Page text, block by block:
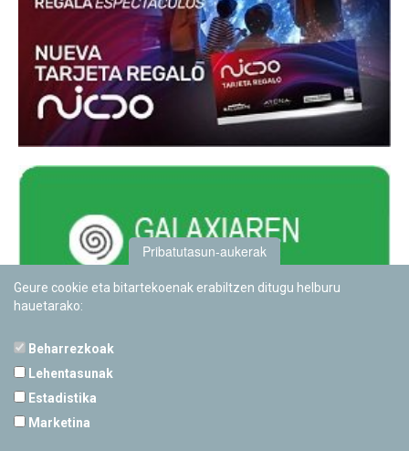
Pribatutasun-aukerak
Geure cookie eta bitartekoenak erabiltzen ditugu helburu
hauetarako:
Beharrezkoak
Lehentasunak
Estadistika
Marketina